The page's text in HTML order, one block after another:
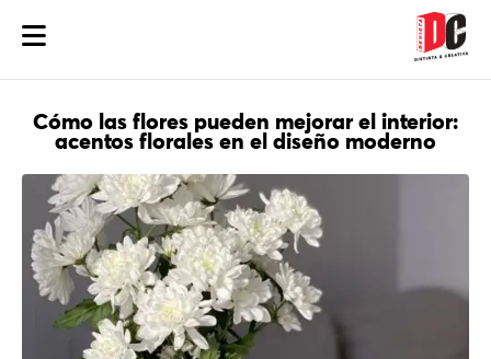
Cómo las flores pueden mejorar el interior:
acentos florales en el diseño moderno